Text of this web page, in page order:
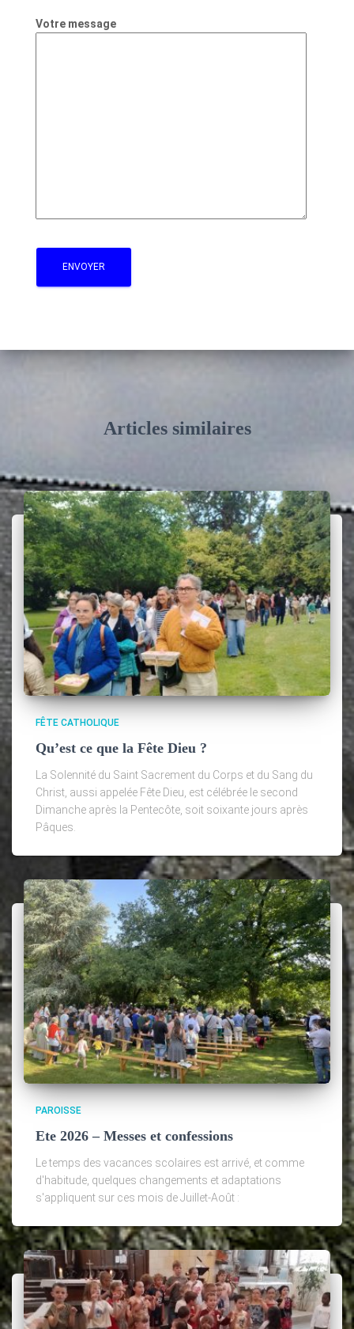
Votre message
Articles similaires
FÊTE CATHOLIQUE
Qu’est ce que la Fête Dieu ?
La Solennité du Saint Sacrement du Corps et du Sang du
Christ, aussi appelée Fête Dieu, est célébrée le second
Dimanche après la Pentecôte, soit soixante jours après
Pâques.
PAROISSE
Ete 2026 – Messes et confessions
Le temps des vacances scolaires est arrivé, et comme
d'habitude, quelques changements et adaptations
s'appliquent sur ces mois de Juillet-Août :